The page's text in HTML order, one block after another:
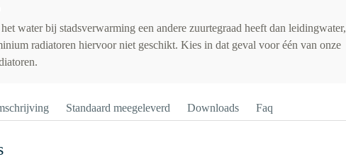
water bij stadsverwarming een andere zuurtegraad heeft dan leidingwater,
radiatoren hiervoor niet geschikt. Kies in dat geval voor één van onze
Standaard meegeleverd Downloads Faq